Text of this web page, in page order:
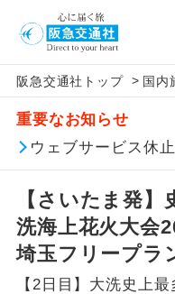
阪急交通社トップ > 国内
重要なお知らせ
ウェブサービス休
【さいたま発
洗海上花火大会
埼玉フリープラ
【2日目】大洗史上
アイコン
添乗員同行
往
（
現地添乗員同
行
現
（
バスガイド乗
務
バ
が
「価格変動型ツア
価格変動型ツアー
賃」を利用した
お申し込み時期
よって料金が変